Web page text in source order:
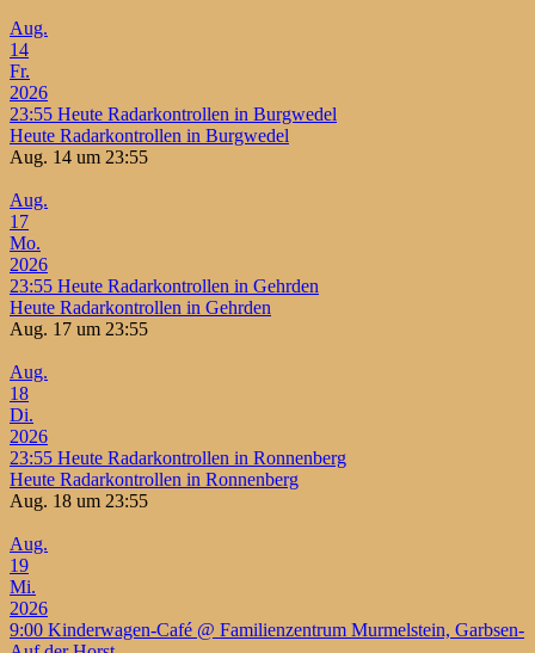
Aug.
14
Fr.
2026
23:55 Heute Radarkontrollen in Burgwedel
Heute Radarkontrollen in Burgwedel
Aug. 14 um 23:55
Aug.
17
Mo.
2026
23:55 Heute Radarkontrollen in Gehrden
Heute Radarkontrollen in Gehrden
Aug. 17 um 23:55
Aug.
18
Di.
2026
23:55 Heute Radarkontrollen in Ronnenberg
Heute Radarkontrollen in Ronnenberg
Aug. 18 um 23:55
Aug.
19
Mi.
2026
9:00 Kinderwagen-Café @ Familienzentrum Murmelstein, Garbsen-